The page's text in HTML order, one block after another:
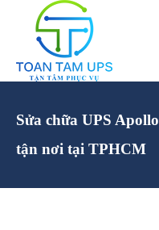
Sửa chữa UPS Apollo
tận nơi tại TPHCM